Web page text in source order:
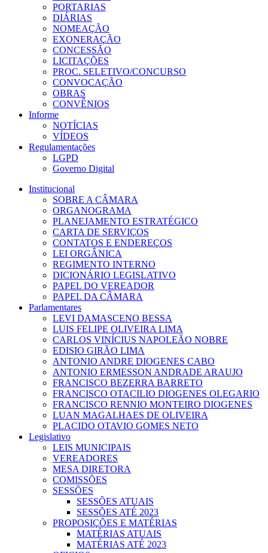
PORTARIAS
DIÁRIAS
NOMEAÇÃO
EXONERAÇÃO
CONCESSÃO
LICITAÇÕES
PROC. SELETIVO/CONCURSO
CONVOCAÇÃO
OBRAS
CONVÊNIOS
Informe
NOTÍCIAS
VÍDEOS
Regulamentações
LGPD
Governo Digital
Institucional
SOBRE A CÂMARA
ORGANOGRAMA
PLANEJAMENTO ESTRATÉGICO
CARTA DE SERVIÇOS
CONTATOS E ENDEREÇOS
LEI ORGÂNICA
REGIMENTO INTERNO
DICIONÁRIO LEGISLATIVO
PAPEL DO VEREADOR
PAPEL DA CÂMARA
Parlamentares
LEVI DAMASCENO BESSA
LUIS FELIPE OLIVEIRA LIMA
CARLOS VINÍCIUS NAPOLEÃO NOBRE
EDISIO GIRÃO LIMA
ANTONIO ANDRE DIOGENES CABO
ANTONIO ERMESSON ANDRADE ARAUJO
FRANCISCO BEZERRA BARRETO
FRANCISCO OTACILIO DIOGENES OLEGARIO
FRANCISCO RENNIO MONTEIRO DIOGENES
LUAN MAGALHAES DE OLIVEIRA
PLACIDO OTAVIO GOMES NETO
Legislativo
LEIS MUNICIPAIS
VEREADORES
MESA DIRETORA
COMISSÕES
SESSÕES
SESSÕES ATUAIS
SESSÕES ATÉ 2023
PROPOSIÇÕES E MATÉRIAS
MATÉRIAS ATUAIS
MATÉRIAS ATÉ 2023